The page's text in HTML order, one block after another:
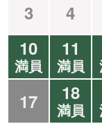
3
4
10
満員
11
満員
17 18
満員